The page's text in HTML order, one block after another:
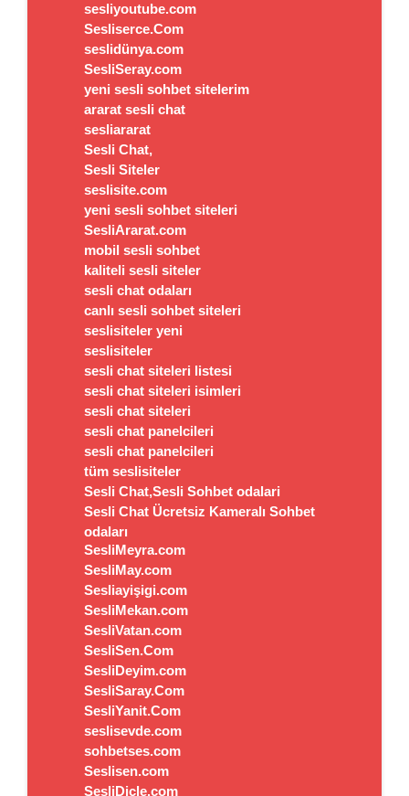
sesliyoutube.com
Sesliserce.Com
seslidünya.com
SesliSeray.com
yeni sesli sohbet sitelerim
ararat sesli chat
sesliararat
Sesli Chat,
Sesli Siteler
seslisite.com
yeni sesli sohbet siteleri
SesliArarat.com
mobil sesli sohbet
kaliteli sesli siteler
sesli chat odaları
canlı sesli sohbet siteleri
seslisiteler yeni
seslisiteler
sesli chat siteleri listesi
sesli chat siteleri isimleri
sesli chat siteleri
sesli chat panelcileri
sesli chat panelcileri
tüm seslisiteler
Sesli Chat,Sesli Sohbet odalari
Sesli Chat Ücretsiz Kameralı Sohbet
odaları
SesliMeyra.com
SesliMay.com
Sesliayişigi.com
SesliMekan.com
SesliVatan.com
SesliSen.Com
SesliDeyim.com
SesliSaray.Com
SesliYanit.Com
seslisevde.com
sohbetses.com
Seslisen.com
SesliDicle.com